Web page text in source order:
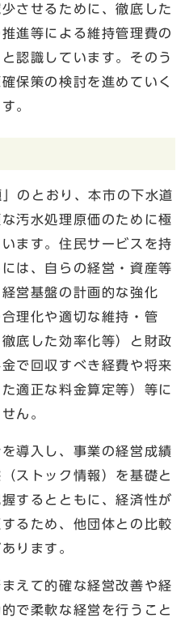
させるために、徹底した
進等による維持管理費の
認識しています。そのう
保策の検討を進めていく
。
のとおり、本市の下水道
汚水処理原価のために極
ます。住民サービスを持
は、自らの経営・資産等
営基盤の計画的な強化
理化や適切な維持・管
底した効率化等）と財政
で回収すべき経費や将来
適正な料金算定等）等に
ん。
導入し、事業の経営成績
ストック情報）を基礎と
するとともに、経済性が
るため、他団体との比較
ります。
えて的確な経営改善や経
で柔軟な経営を行うこと